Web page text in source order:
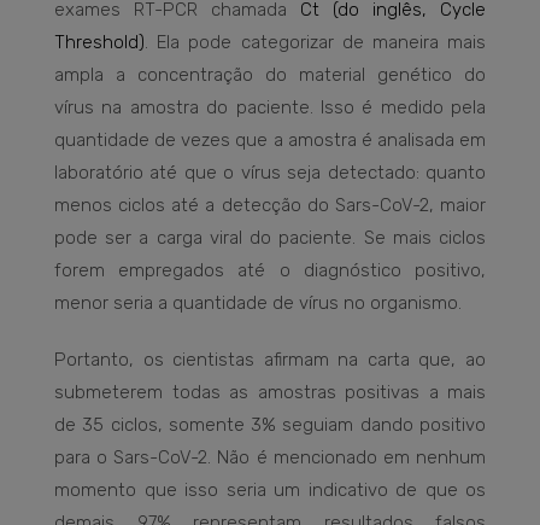
exames RT-PCR chamada Ct (do inglês, Cycle
Threshold). Ela pode categorizar de maneira mais
ampla a concentração do material genético do
vírus na amostra do paciente. Isso é medido pela
quantidade de vezes que a amostra é analisada em
laboratório até que o vírus seja detectado: quanto
menos ciclos até a detecção do Sars-CoV-2, maior
pode ser a carga viral do paciente. Se mais ciclos
forem empregados até o diagnóstico positivo,
menor seria a quantidade de vírus no organismo.
Portanto, os cientistas afirmam na carta que, ao
submeterem todas as amostras positivas a mais
de 35 ciclos, somente 3% seguiam dando positivo
para o Sars-CoV-2. Não é mencionado em nenhum
momento que isso seria um indicativo de que os